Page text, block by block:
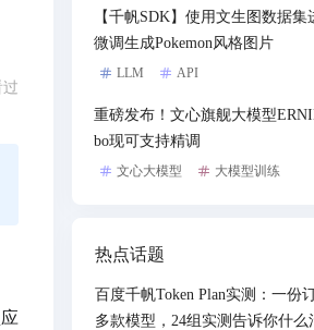
过
【千帆SDK】使用文生图数据集
微调生成Pokemon风格图片
LLM API
重磅发布！文心旗舰大模型
bo现可支持精调
文心大模型 大模型训练
热点话题
百度千帆Token Plan实测：一份
多款模型，24组实测告诉你什么